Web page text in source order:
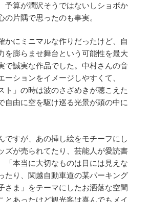
予算が潤沢そうではないしショボか
の片隅で思ったのも事実。
かにミニマルな作りだったけど、自
を膨らませ舞台という可能性を最大
で誠実な作品でした。中村さんの音
ーションをイメージしやすくて、
ト」の時は波のさざめきが聴こえた
自由に空を駆け巡る光景が頭の中に
ですが、あの挿し絵をモチーフにし
ズが売られてたり、芸能人が愛読書
「本当に大切なものは目には見えな
たり、関越自動車道の某パーキング
さま」をテーマにしたお洒落な空間
とあったけど観光客は喜んでもメイ